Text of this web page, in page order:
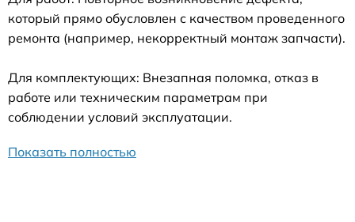
который прямо обусловлен с качеством проведенного
ремонта (например, некорректный монтаж запчасти).
Для комплектующих: Внезапная поломка, отказ в
работе или техническим параметрам при
соблюдении условий эксплуатации.
Показать полностью